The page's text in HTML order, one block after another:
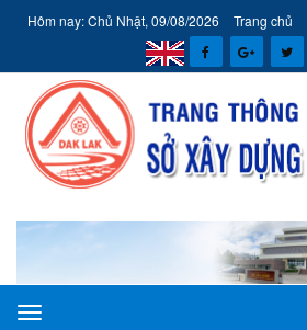
Hôm nay: Chủ Nhật, 09/08/2026 Trang chủ
Sở